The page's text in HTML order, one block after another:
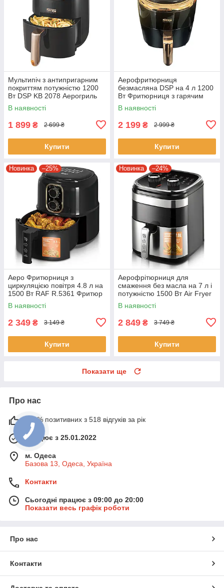
Мультипіч з антипригарним
покриттям потужністю 1200
Вт DSP KB 2078 Аерогриль
Аерофритниця на 4 л
В наявності
1 899 ₴ 2 699 ₴
Купити
Аерофритюрниця
безмасляна DSP на 4 л 1200
Вт Фритюрниця з гарячим
повітрям
В наявності
2 199 ₴ 2 999 ₴
Купити
Новинка –25%
Аеро Фритюрниця з
циркуляцією повітря 4.8 л на
1500 Вт RAF R.5361 Фритюр
для дому
В наявності
2 349 ₴ 3 149 ₴
Купити
Новинка –24%
Аерофрітюрниця для
смаження без масла на 7 л і
потужністю 1500 Вт Air Fryer
RAF R.5354
Аерофритюрниця для дому
В наявності
2 849 ₴ 3 749 ₴
Купити
Показати ще
Про нас
100% позитивних з 518 відгуків за рік
Працює з 25.01.2022
м. Одеса
Базова 13, Одеса, Україна
Контакти
Сьогодні працює з 09:00 до 20:00
Показати весь графік роботи
Про нас
Контакти